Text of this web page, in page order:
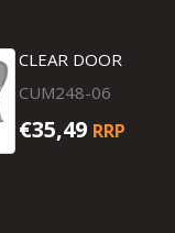
CLEAR DOOR
CUM248-06
€35,49 RRP